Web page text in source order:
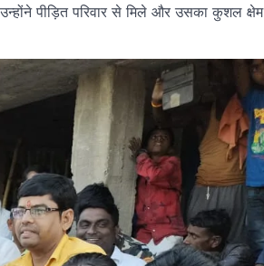
पीड़ित परिवार से मिले और उसका कुशल क्षेम